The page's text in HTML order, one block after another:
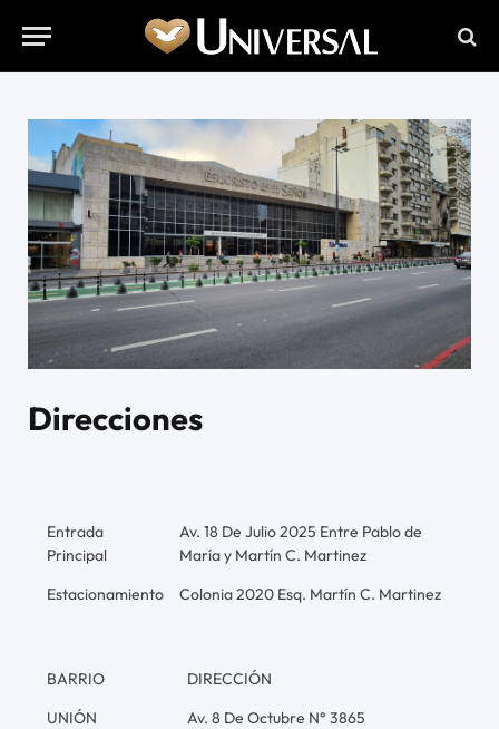
Direcciones
Entrada
Principal
Av. 18 De Julio 2025 Entre Pablo de
María y Martín C. Martinez
Estacionamiento
Colonia 2020 Esq. Martín C. Martinez
BARRIO
DIRECCIÓN
UNIÓN
Av. 8 De Octubre N° 3865